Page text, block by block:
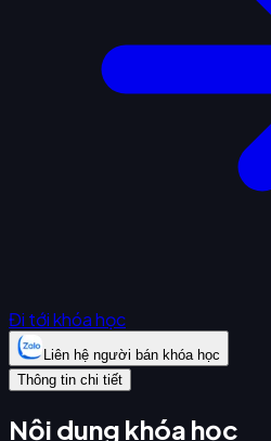
Đi tới khóa học
Liên hệ người bán khóa học
Thông tin chi tiết
Nội dung khóa học